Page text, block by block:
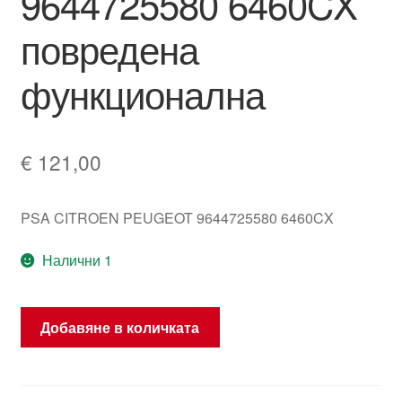
повредена
функционална
€ 121,00
PSA CITROEN PEUGEOT 9644725580 6460CX
Налични 1
количество
Добавяне в количката